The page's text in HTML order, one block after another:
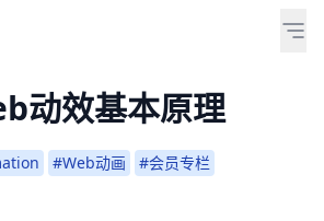
动效基本原理
#Web动画 #会员专栏